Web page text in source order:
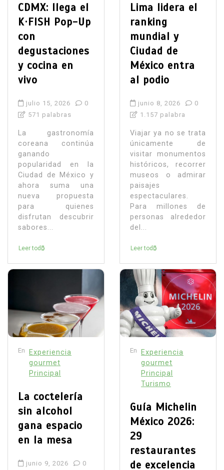
CDMX: llega el
K·FISH Pop-Up
con
degustaciones
y cocina en
vivo
julio 15, 2026
0
571 palabras
La gastronomía
coreana continúa
ganando
popularidad en la
Ciudad de México y
ahora suma una
nueva propuesta
para quienes
disfrutan descubrir
sabores...
Leer todo
En
Experiencia
gourmet
Principal
La coctelería
sin alcohol
gana espacio
en la mesa
junio 9, 2026 0
Lima lidera el
ranking
mundial y
Ciudad de
México entra
al podio
junio 8, 2026
0
1.157 palabra
Viajar ya no se trata
únicamente de
visitar monumentos
históricos, recorrer
museos o admirar
paisajes
espectaculares.
Para millones de
personas alrededor
del...
Leer todo
En
Experiencia
gourmet
Principal
Turismo
Guía Michelin
México 2026:
29
restaurantes
de excelencia